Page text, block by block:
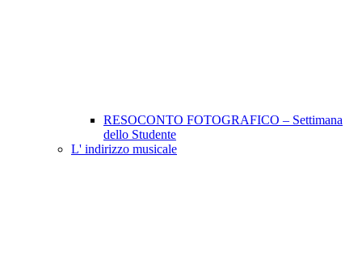
RESOCONTO FOTOGRAFICO – Settimana
dello Studente
L' indirizzo musicale